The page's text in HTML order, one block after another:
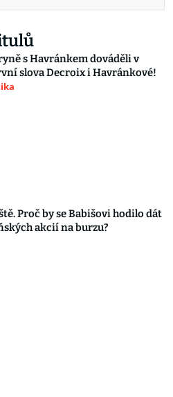
s Havránkem dováděli v
slova Decroix i Havránkové!
Proč by se Babišovi hodilo dát
akcií na burzu?